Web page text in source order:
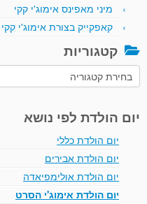
מיני מאפינס אימוג'י קקי
קאפקייק בצורת אימוג'י קקי
קטגוריות
קטגוריות
יום הולדת לפי נושא
יום הולדת כללי
יום הולדת אבירים
יום הולדת אולימפיאדה
יום הולדת אימוג'י הסרט